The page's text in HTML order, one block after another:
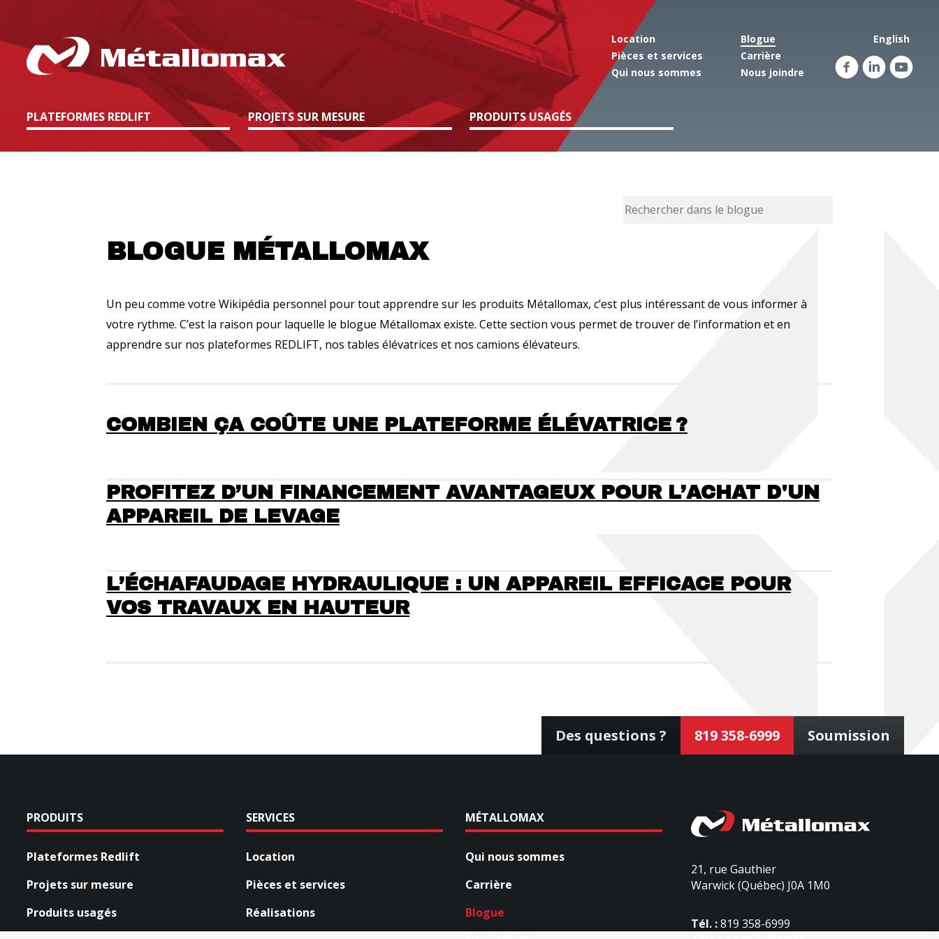
PLATEFORMES REDLIFT PROJETS SUR MESURE PRODUITS USAGÉS
English
Location
Pièces et services
Qui nous sommes
Blogue
Carrière
Nous joindre
Facebook
Linkedin
BLOGUE MÉTALLOMAX
Un peu comme votre Wikipédia personnel pour tout apprendre sur les produits Métallomax, c’est plus intéressant de vous informer à
votre rythme. C’est la raison pour laquelle le blogue Métallomax existe. Cette section vous permet de trouver de l’information et en
apprendre sur nos plateformes REDLIFT, nos tables élévatrices et nos camions élévateurs.
COMBIEN ÇA COÛTE UNE PLATEFORME ÉLÉVATRICE ?
PROFITEZ D’UN FINANCEMENT AVANTAGEUX POUR L’ACHAT D'UN
APPAREIL DE LEVAGE
L’ÉCHAFAUDAGE HYDRAULIQUE : UN APPAREIL EFFICACE POUR
VOS TRAVAUX EN HAUTEUR
Des questions ? 819 358-6999 Soumission
PRODUITS
Plateformes Redlift
Projets sur mesure
Produits usagés
SERVICES
Location
Pièces et services
Réalisations
MÉTALLOMAX
Qui nous sommes
Carrière
Blogue
21, rue Gauthier
Warwick (Québec) J0A 1M0
Tél. :819 358-6999